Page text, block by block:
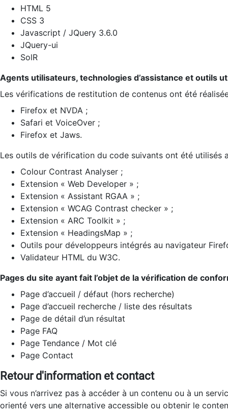
HTML 5
CSS 3
Javascript / JQuery 3.6.0
JQuery-ui
SolR
Agents utilisateurs, technologies d’assistance et outils
Les vérifications de restitution de contenus ont été
Firefox et NVDA ;
Safari et VoiceOver ;
Firefox et Jaws.
Les outils de vérification du code suivants ont été utilisés
Colour Contrast Analyser ;
Extension « Web Developer » ;
Extension « Assistant RGAA » ;
Extension « WCAG Contrast checker » ;
Extension « ARC Toolkit » ;
Extension « HeadingsMap » ;
Outils pour développeurs intégrés au navigateur
Validateur HTML du W3C.
Pages du site ayant fait l’objet de la vérification de
Page d’accueil / défaut (hors recherche)
Page d’accueil recherche / liste des résultats
Page de détail d’un résultat
Page FAQ
Page Tendance / Mot clé
Page Contact
Retour d'information et contact
Si vous n’arrivez pas à accéder à un contenu ou à un
orienté vers une alternative accessible ou obtenir le